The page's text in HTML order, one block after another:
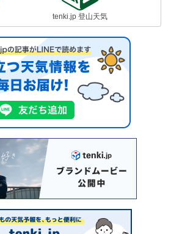
tenki.jp 登山天気